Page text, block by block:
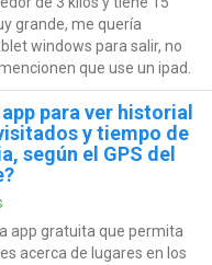
grande, me quería
windows para salir, no
que use un ipad.
para ver historial
y tiempo de
según el GPS del
app gratuita que permita
acerca de lugares en los